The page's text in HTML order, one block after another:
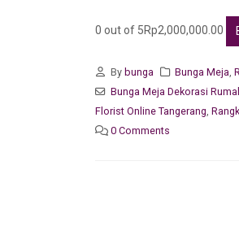
0 out of 5Rp2,000,000.00
By bunga Bunga Meja,
Bunga Meja Dekorasi
Florist Online Tangerang,
0 Comments